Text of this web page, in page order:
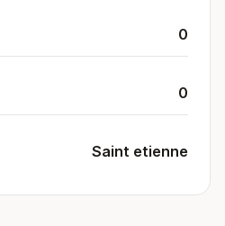
0
0
Saint etienne